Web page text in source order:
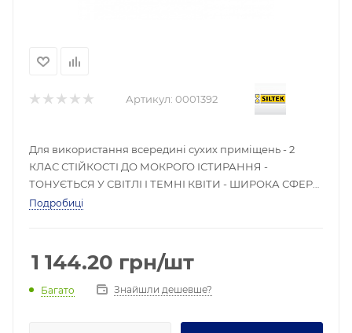
Артикул: 0001392
Для використання всередині сухих приміщень - 2
КЛАС СТІЙКОСТІ ДО МОКРОГО ІСТИРАННЯ -
ТОНУЄТЬСЯ У СВІТЛІ І ТЕМНІ КВІТИ - ШИРОКА СФЕРА
ЗАСТОСУВАННЯ - НАНОСИТЬСЯ БЕЗ БРИЗК І ПОТІКІВ
Подробиці
1 144.20 грн/шт
Багато Знайшли дешевше?